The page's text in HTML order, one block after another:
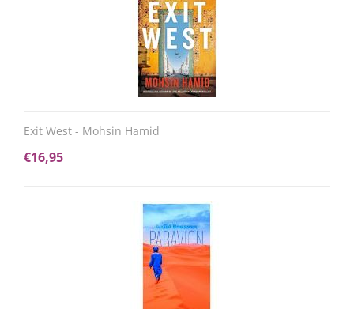
Exit West - Mohsin Hamid
€16,95